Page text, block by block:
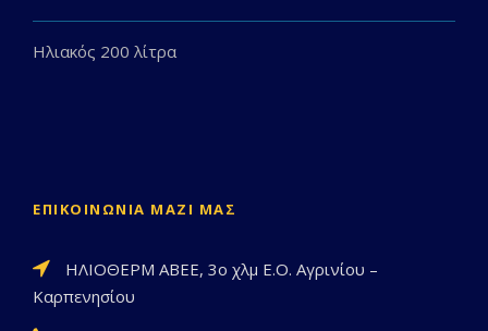
Ηλιακός 200 λίτρα
ΕΠΙΚΟΙΝΩΝΊΑ ΜΑΖΊ ΜΑΣ
ΗΛΙΟΘΕΡΜ ΑΒΕΕ, 3ο χλμ Ε.Ο. Αγρινίου –
Καρπενησίου